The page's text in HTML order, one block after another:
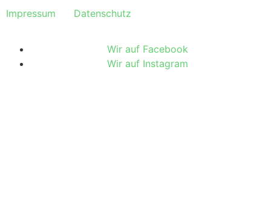
Impressum
Datenschutz
Wir auf Facebook
Wir auf Instagram